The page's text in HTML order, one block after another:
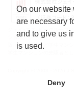
ジェイ･エス･ビーグループ
ション／学生会館／学生寮
阪･岡山･福岡など学生マン
On our website
are necessary
and to give us
is used.
Deny